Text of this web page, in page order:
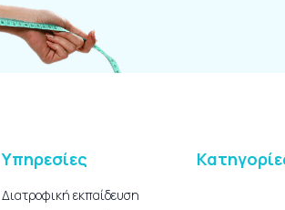
Υπηρεσίες
Διατροφική εκπαίδευση